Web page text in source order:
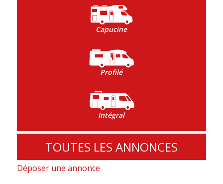
Capucine
Profilé
Intégral
TOUTES LES ANNONCES
Déposer une annonce